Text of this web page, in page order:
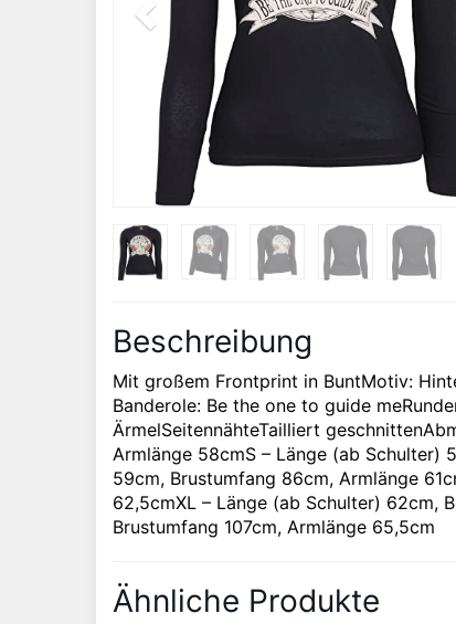
Beschreibung
Mit großem Frontprint in BuntMotiv:
Banderole: Be the one to guide
ÄrmelSeitennähteTailliert
Armlänge 58cmS – Länge (ab Schulter)
59cm, Brustumfang 86cm, Armlänge
62,5cmXL – Länge (ab Schulter) 62cm,
Brustumfang 107cm, Armlänge 65,5cm
Ähnliche Produkte